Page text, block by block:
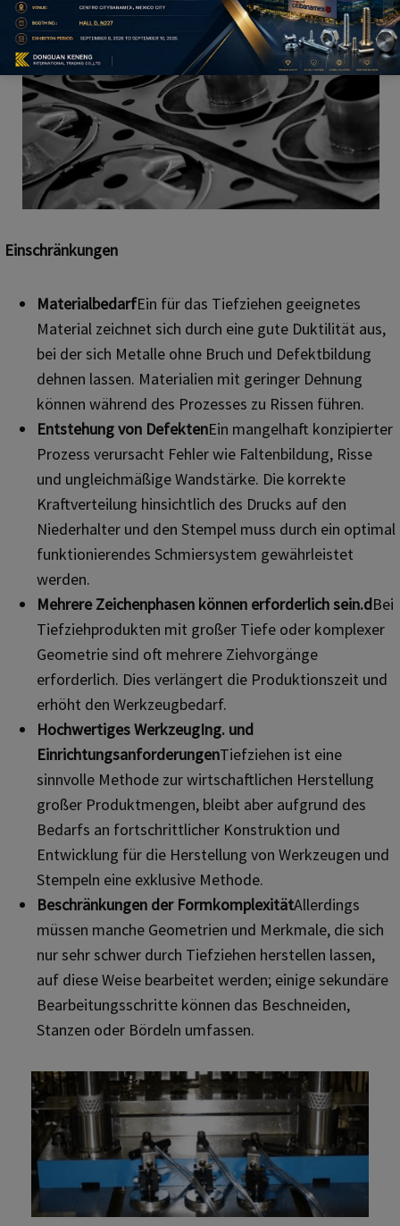
Einschränkungen
MaterialbedarfEin für das Tiefziehen geeignetes
Material zeichnet sich durch eine gute Duktilität aus,
bei der sich Metalle ohne Bruch und Defektbildung
dehnen lassen. Materialien mit geringer Dehnung
können während des Prozesses zu Rissen führen.
Entstehung von DefektenEin mangelhaft konzipierter
Prozess verursacht Fehler wie Faltenbildung, Risse
und ungleichmäßige Wandstärke. Die korrekte
Kraftverteilung hinsichtlich des Drucks auf den
Niederhalter und den Stempel muss durch ein optimal
funktionierendes Schmiersystem gewährleistet
werden.
Mehrere Zeichenphasen können erforderlich sein.dBei
Tiefziehprodukten mit großer Tiefe oder komplexer
Geometrie sind oft mehrere Ziehvorgänge
erforderlich. Dies verlängert die Produktionszeit und
erhöht den Werkzeugbedarf.
Hochwertiges WerkzeugIng. und
EinrichtungsanforderungenTiefziehen ist eine
sinnvolle Methode zur wirtschaftlichen Herstellung
großer Produktmengen, bleibt aber aufgrund des
Bedarfs an fortschrittlicher Konstruktion und
Entwicklung für die Herstellung von Werkzeugen und
Stempeln eine exklusive Methode.
Beschränkungen der FormkomplexitätAllerdings
müssen manche Geometrien und Merkmale, die sich
nur sehr schwer durch Tiefziehen herstellen lassen,
auf diese Weise bearbeitet werden; einige sekundäre
Bearbeitungsschritte können das Beschneiden,
Stanzen oder Bördeln umfassen.